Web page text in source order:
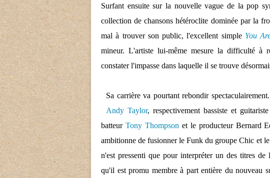
Surfant ensuite sur la nouvelle vague de la pop
collection de chansons hétéroclite dominée par la
mal à trouver son public, l'excellent simple You
mineur. L'artiste lui-même mesure la difficulté à
constater l'impasse dans laquelle il se trouve
Sa carrière va pourtant rebondir
Andy Taylor, respectivement bassiste et
batteur Tony Thompson et le producteur Bernard
ambitionne de fusionner le Funk du groupe Chic et
n'est pressenti que pour interpréter un des titres
qu'il est promu membre à part entière du nouveau